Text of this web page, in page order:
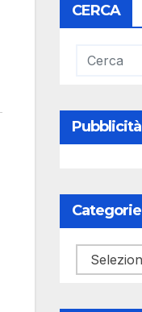
CERCA
Pubblicità
Categorie
Categorie